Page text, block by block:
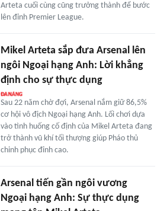
Arteta cuối cùng cũng trưởng thành để bước
lên đỉnh Premier League.
Mikel Arteta sắp đưa Arsenal lên
ngôi Ngoại hạng Anh: Lời khẳng
định cho sự thực dụng
Sau 22 năm chờ đợi, Arsenal nắm giữ 86,5%
cơ hội vô địch Ngoại hạng Anh. Lối chơi dựa
vào tình huống cố định của Mikel Arteta đang
trở thành vũ khí tối thượng giúp Pháo thủ
chinh phục đỉnh cao.
Arsenal tiến gần ngôi vương
Ngoại hạng Anh: Sự thực dụng